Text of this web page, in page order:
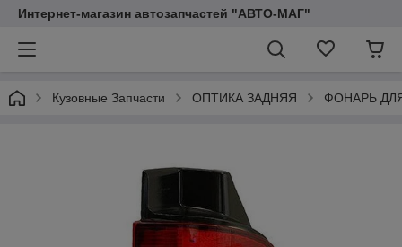
Интернет-магазин автозапчастей "АВТО-МАГ"
Кузовные Запчасти ОПТИКА ЗАДНЯЯ ФОНАРЬ